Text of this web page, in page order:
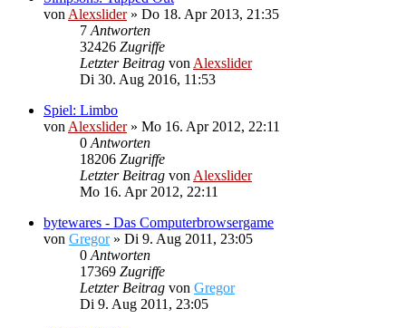
von Alexslider» Do 18. Apr 2013, 21:35
7 Antworten
32426 Zugriffe
Letzter Beitrag von Alexslider
Di 30. Aug 2016, 11:53
Spiel: Limbo
von Alexslider» Mo 16. Apr 2012, 22:11
0 Antworten
18206 Zugriffe
Letzter Beitrag von Alexslider
Mo 16. Apr 2012, 22:11
bytewares - Das Computerbrowsergame
von Gregor» Di 9. Aug 2011, 23:05
0 Antworten
17369 Zugriffe
Letzter Beitrag von Gregor
Di 9. Aug 2011, 23:05